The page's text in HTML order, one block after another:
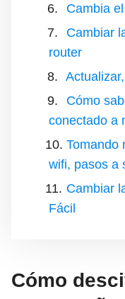
Cambia
Cambiar
router
Cómo
conectado a
Tomando
wifi, pasos a
Cambiar
Fácil
Cómo